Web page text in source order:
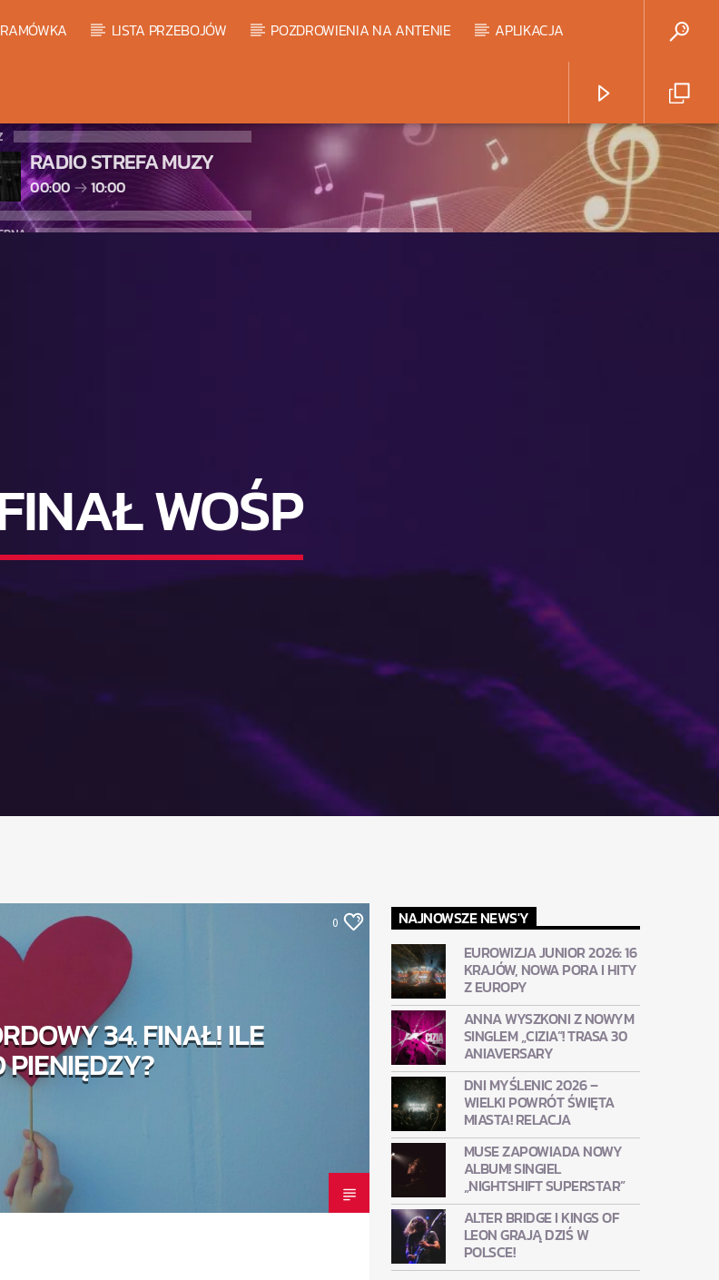
RAMÓWKA LISTA PRZEBOJÓW POZDROWIENIA NA ANTENIE APLIKACJA
RADIO STREFA MUZY
00:00 10:00
WOŚP
0
34. FINAŁ! ILE
NAJNOWSZE NEWS'Y
EUROWIZJA JUNIOR 2026: 16
KRAJÓW, NOWA PORA I HITY
Z EUROPY
ANNA WYSZKONI Z NOWYM
SINGLEM „CIZIA”! TRASA 30
ANIAVERSARY
DNI MYŚLENIC 2026 –
WIELKI POWRÓT ŚWIĘTA
MIASTA! RELACJA
MUSE ZAPOWIADA NOWY
ALBUM! SINGIEL
„NIGHTSHIFT SUPERSTAR”
ALTER BRIDGE I KINGS OF
LEON GRAJĄ DZIŚ W
POLSCE!